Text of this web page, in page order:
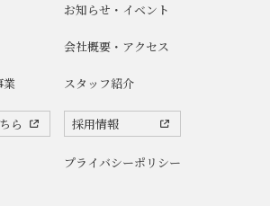
業
ら
お知らせ・イベント
会社概要・アクセス
スタッフ紹介
採用情報
プライバシーポリシー